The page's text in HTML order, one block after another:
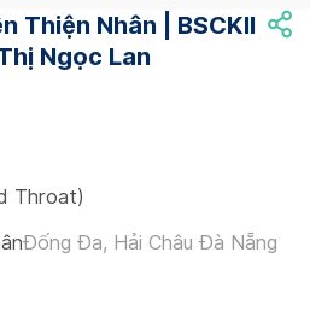
Thiện Nhân | BSCKII
Ngọc Lan
Throat)
Đống Đa, Hải Châu Đà Nẵng